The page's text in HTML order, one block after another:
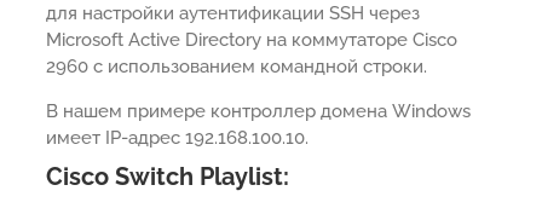
для настройки аутентификации SSH через
Microsoft Active Directory на коммутаторе Cisco
2960 с использованием командной строки.
В нашем примере контроллер домена Windows
имеет IP-адрес 192.168.100.10.
Cisco Switch Playlist: